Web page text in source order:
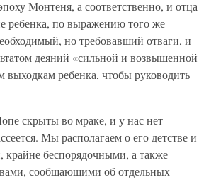
Монтеня, а соответственно, и отца
ребенка, по выражению того же
но требовавший отваги, и
деяний «сильной и возвышенной
выходкам ребенка, чтобы руководить
скрыты во мраке, и у нас нет
Мы располагаем о его детстве и
крайне беспорядочными, а также
сообщающими об отдельных